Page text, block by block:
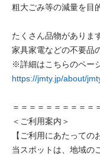
粗⼤ごみ等の減量を⽬
たくさん品物がありま
家具家電などの不要品
https://jmty.jp/about/
＝＝＝＝＝＝＝＝＝＝
＜ご利用案内＞
【ご利用にあたっての
当スポットは、地域の